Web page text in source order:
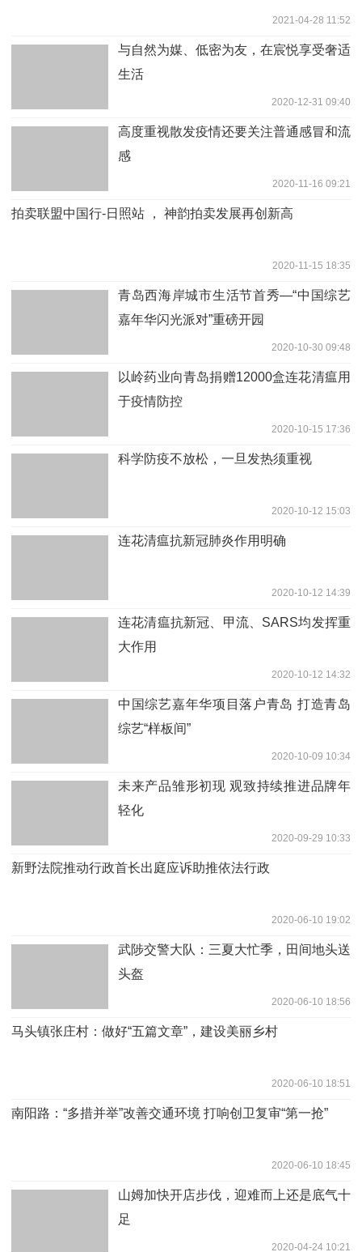
2021-04-28 11:52
与自然为媒、低密为友，在宸悦享受奢适
生活
2020-12-31 09:40
高度重视散发疫情还要关注普通感冒和流
感
2020-11-16 09:21
拍卖联盟中国行-日照站 ， 神韵拍卖发展再创新高
2020-11-15 18:35
青岛西海岸城市生活节首秀—“中国综艺
嘉年华闪光派对”重磅开园
2020-10-30 09:48
以岭药业向青岛捐赠12000盒连花清瘟用
于疫情防控
2020-10-15 17:36
科学防疫不放松，一旦发热须重视
2020-10-12 15:03
连花清瘟抗新冠肺炎作用明确
2020-10-12 14:39
连花清瘟抗新冠、甲流、SARS均发挥重
大作用
2020-10-12 14:32
中国综艺嘉年华项目落户青岛 打造青岛
综艺“样板间”
2020-10-09 10:34
未来产品雏形初现 观致持续推进品牌年
轻化
2020-09-29 10:33
新野法院推动行政首长出庭应诉助推依法行政
2020-06-10 19:02
武陟交警大队：三夏大忙季，田间地头送
头盔
2020-06-10 18:56
马头镇张庄村：做好“五篇文章”，建设美丽乡村
2020-06-10 18:51
南阳路：“多措并举”改善交通环境 打响创卫复审“第一抢”
2020-06-10 18:45
山姆加快开店步伐，迎难而上还是底气十
足
2020-04-24 10:21